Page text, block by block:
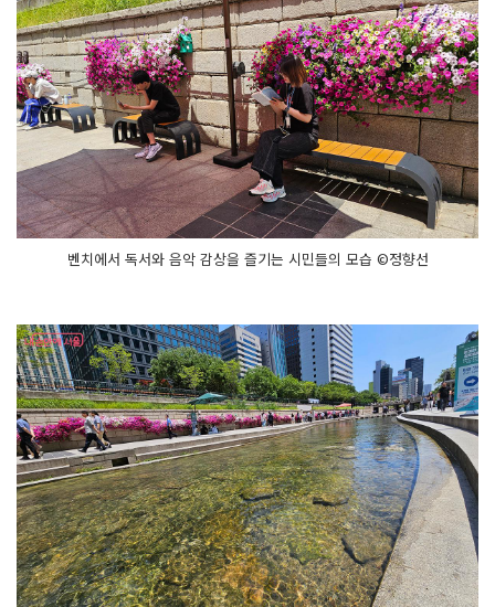
벤치에서 독서와 음악 감상을 즐기는 시민들의 모습 ©정향선